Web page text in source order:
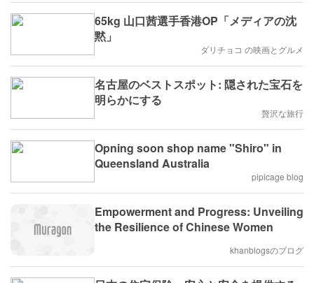
65kg 山口茜選手香港OP「メディアの沈
黙」
ダリチョコ の映画とグルメ
名古屋のベストスポット: 隠された宝石を
明らかにする
贅沢な旅行
Opning soon shop name "Shiro" in
Queensland Australia
pipicage blog
Empowerment and Progress: Unveiling
the Resilience of Chinese Women
khanblogsのブログ